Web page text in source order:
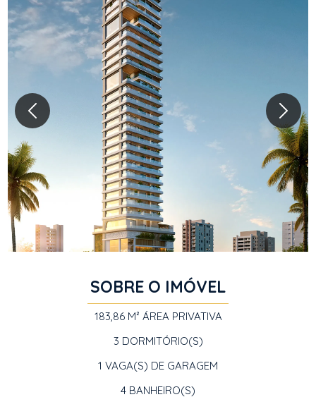
SOBRE O IMÓVEL
183,86 M² ÁREA PRIVATIVA
3 DORMITÓRIO(S)
1 VAGA(S) DE GARAGEM
4 BANHEIRO(S)